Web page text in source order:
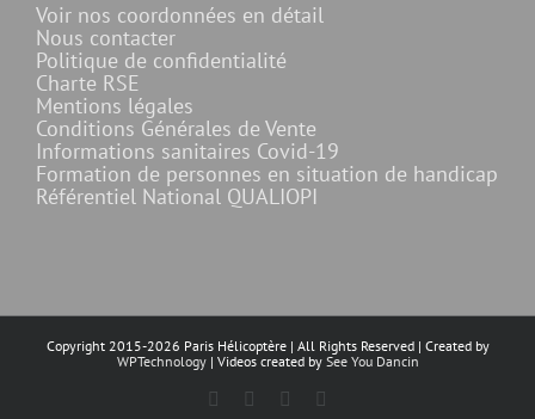
Voir nos coordonnées en détail
Nous contacter
Politique de confidentialité
Charte RSE
Mentions légales
Conditions Générales de Vente
Informations sanitaires Covid-19
Formation de personnes en situation de handicap
Référentiel National QUALIOPI
Copyright 2015-2026 Paris Hélicoptère | All Rights Reserved | Created by
WPTechnology| Videos created by See You Dancin
Facebook YouTube